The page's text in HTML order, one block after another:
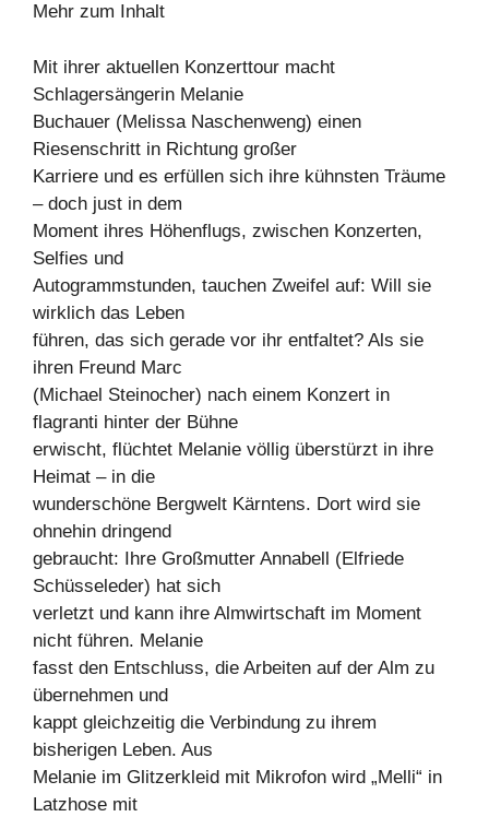
Mehr zum Inhalt
Mit ihrer aktuellen Konzerttour macht
Schlagersängerin Melanie
Buchauer (Melissa Naschenweng) einen
Riesenschritt in Richtung großer
Karriere und es erfüllen sich ihre kühnsten Träume
– doch just in dem
Moment ihres Höhenflugs, zwischen Konzerten,
Selfies und
Autogrammstunden, tauchen Zweifel auf: Will sie
wirklich das Leben
führen, das sich gerade vor ihr entfaltet? Als sie
ihren Freund Marc
(Michael Steinocher) nach einem Konzert in
flagranti hinter der Bühne
erwischt, flüchtet Melanie völlig überstürzt in ihre
Heimat – in die
wunderschöne Bergwelt Kärntens. Dort wird sie
ohnehin dringend
gebraucht: Ihre Großmutter Annabell (Elfriede
Schüsseleder) hat sich
verletzt und kann ihre Almwirtschaft im Moment
nicht führen. Melanie
fasst den Entschluss, die Arbeiten auf der Alm zu
übernehmen und
kappt gleichzeitig die Verbindung zu ihrem
bisherigen Leben. Aus
Melanie im Glitzerkleid mit Mikrofon wird „Melli“ in
Latzhose mit